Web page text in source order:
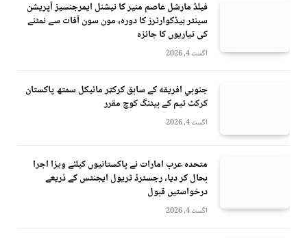
فیلڈ مارشل عاصم منیر کا نیشنل ایمرجنسیز آپریشن
سینٹر ہیڈکوارٹرز کا دورہ، مون سون آفات سے نمٹنے
کی تیاریوں کا جائزہ
اگست 4, 2026
جنوبي افريقه کے سابق کرکټر مائیکل سمتھ پاکستان
کرکٹ ٹیم کے بیٹنگ کوچ مقرر
اگست 4, 2026
متحدہ عرب امارات نے پاکستانیوں کیلئے ویزا اجرا
بحال کر دیا، رجسٹرڈ ٹریول ایجنٹس کے ذریعے
درخواستیں قبول
اگست 4, 2026